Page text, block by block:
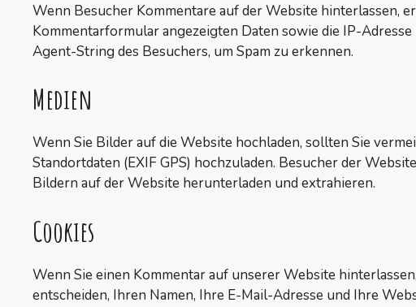
Wenn Besucher Kommentare auf der Website hinterlassen,
Kommentarformular angezeigten Daten sowie die IP-
Agent-String des Besuchers, um Spam zu erkennen.
Medien
Wenn Sie Bilder auf die Website hochladen, sollten Sie
Standortdaten (EXIF GPS) hochzuladen. Besucher der
Bildern auf der Website herunterladen und extrahieren.
Cookies
Wenn Sie einen Kommentar auf unserer Website
entscheiden, Ihren Namen, Ihre E-Mail-Adresse und Ihre